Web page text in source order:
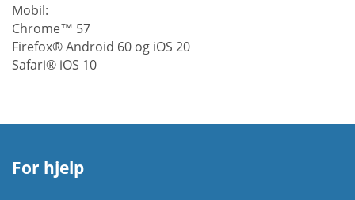
Mobil:
Chrome™ 57
Firefox® Android 60 og iOS 20
Safari® iOS 10
For hjelp